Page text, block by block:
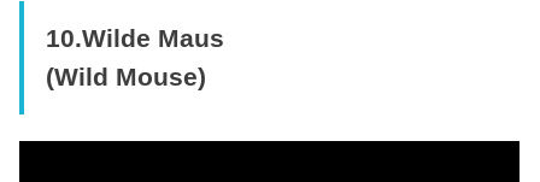
10.Wilde Maus
(Wild Mouse)